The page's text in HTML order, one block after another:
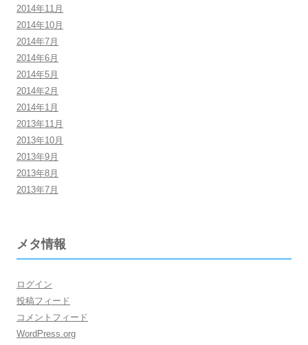
2014年11月
2014年10月
2014年7月
2014年6月
2014年5月
2014年2月
2014年1月
2013年11月
2013年10月
2013年9月
2013年8月
2013年7月
メタ情報
ログイン
投稿フィード
コメントフィード
WordPress.org